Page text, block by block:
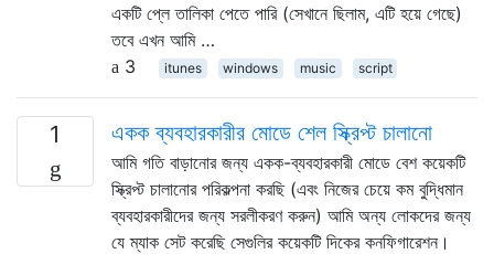
একটি প্লে তালিকা পেতে পারি (সেখানে ছিলাম, এটি হয়ে গেছে)
তবে এখন আমি …
3
itunes windows music script
1 একক ব্যবহারকারীর মোডে শেল স্ক্রিপ্ট চালানো
আমি গতি বাড়ানোর জন্য একক-ব্যবহারকারী মোডে বেশ কয়েকটি
স্ক্রিপ্ট চালানোর পরিকল্পনা করছি (এবং নিজের চেয়ে কম বুদ্ধিমান
ব্যবহারকারীদের জন্য সরলীকরণ করুন) আমি অন্য লোকদের জন্য
যে ম্যাক সেট করেছি সেগুলির কয়েকটি দিকের কনফিগারেশন।